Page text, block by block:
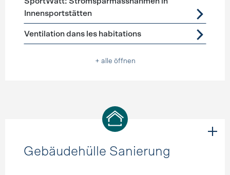
Innensportstätten
Ventilation dans les habitations
+ alle öffnen
Gebäudehülle Sanierung